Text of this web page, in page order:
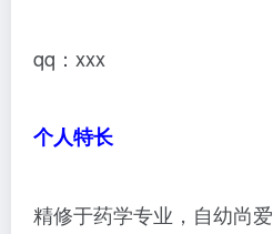
qq：xxx
个人特长
精修于药学专业，自幼尚